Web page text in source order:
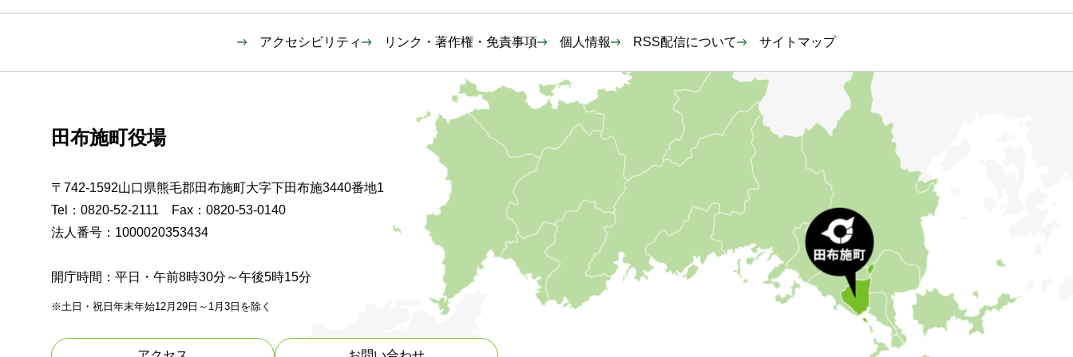
アクセシビリティ リンク・著作権・免責事項 個人情報 RSS配信について サイトマップ
田布施町役場
〒742-1592山口県熊毛郡田布施町大字下田布施3440番地1
Tel：0820-52-2111 Fax：0820-53-0140
法人番号：1000020353434
開庁時間：平日・午前8時30分～午後5時15分
※土日・祝日年末年始12月29日～1月3日を除く